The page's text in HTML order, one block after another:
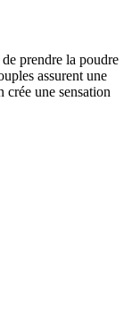
prendre la poudre
assurent une
une sensation